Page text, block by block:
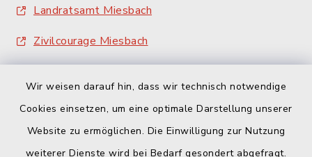
Wir weisen darauf hin, dass wir technisch notwendige
Cookies einsetzen, um eine optimale Darstellung unserer
Website zu ermöglichen. Die Einwilligung zur Nutzung
weiterer Dienste wird bei Bedarf gesondert abgefragt.
Landratsamt Miesbach
Zivilcourage Miesbach